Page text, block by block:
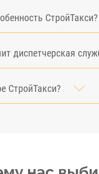
СтройТакси?
диспетчерская
СтройТакси?